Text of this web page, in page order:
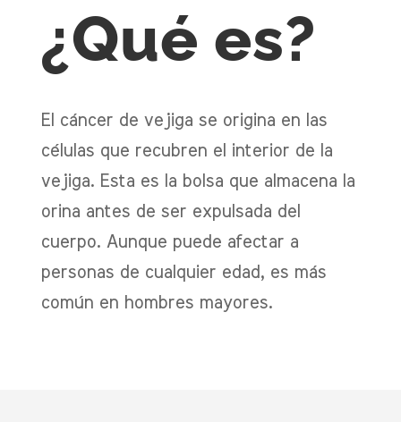
¿Qué es?
El cáncer de vejiga se origina en las
células que recubren el interior de la
vejiga. Esta es la bolsa que almacena la
orina antes de ser expulsada del
cuerpo. Aunque puede afectar a
personas de cualquier edad, es más
común en hombres mayores.